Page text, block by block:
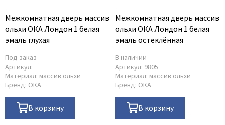
Межкомнатная дверь массив
ольхи ОКА Лондон 1 белая
эмаль глухая
Под заказ
Артикул:
Материал: массив ольхи
Бренд: ОКА
В корзину
Межкомнатная дверь массив
ольхи ОКА Лондон 1 белая
эмаль остеклённая
В наличии
Артикул: 9805
Материал: массив ольхи
Бренд: ОКА
В корзину